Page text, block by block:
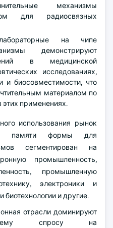
механизмы
для радиосвязных
на чипе
демонстрируют
в медицинской
исследованиях,
и биосовместимости, что
материалом по
применениях.
использования рынок
памяти формы для
сегментирован на
промышленность,
промышленную
электроники и
и другие.
отрасли доминируют
спросу на